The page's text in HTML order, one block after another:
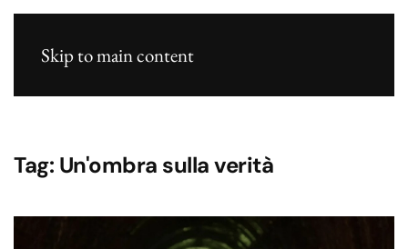
Skip to main content
Tag: Un'ombra sulla verità